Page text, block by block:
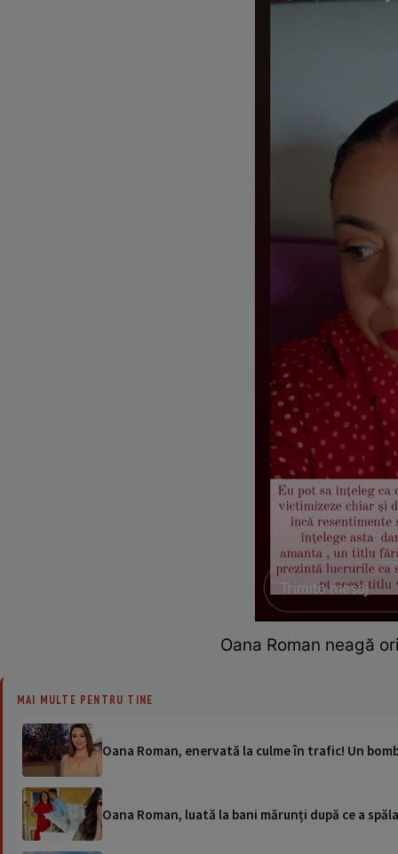
Oana Roman neagă
MAI MULTE PENTRU TINE
Oana Roman, enervată la culme în trafic! Un
Oana Roman, luată la bani mărunți după ce a